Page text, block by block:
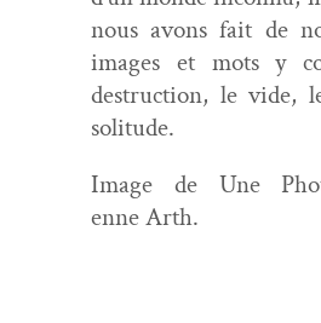
nous avons fait de
images et mots y
destruc­tion, le vide,
solitude.
Image de Une
enne Arth.